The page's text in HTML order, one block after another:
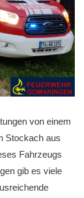
von einem
Stockach aus
Fahrzeugs
gib es viele